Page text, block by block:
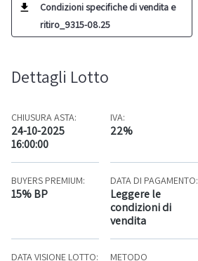
Condizioni specifiche di vendita e
ritiro_9315-08.25
Dettagli Lotto
CHIUSURA ASTA:
24-10-2025
16:00:00
IVA:
22%
BUYERS PREMIUM:
15% BP
DATA DI PAGAMENTO:
Leggere le
condizioni di
vendita
DATA VISIONE LOTTO:
METODO